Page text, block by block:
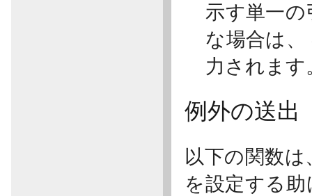
示す単一
な場合は、
力されます
例外の送出
以下の関数
を設定する